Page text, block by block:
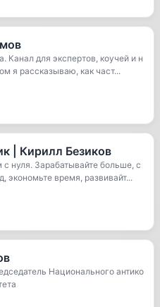
Канал для экспертов, коучей и н
я рассказываю, как част...
| Кирилл Безиков
нуля. Зарабатывайте больше, с
экономьте время, развивайт...
Национального антико